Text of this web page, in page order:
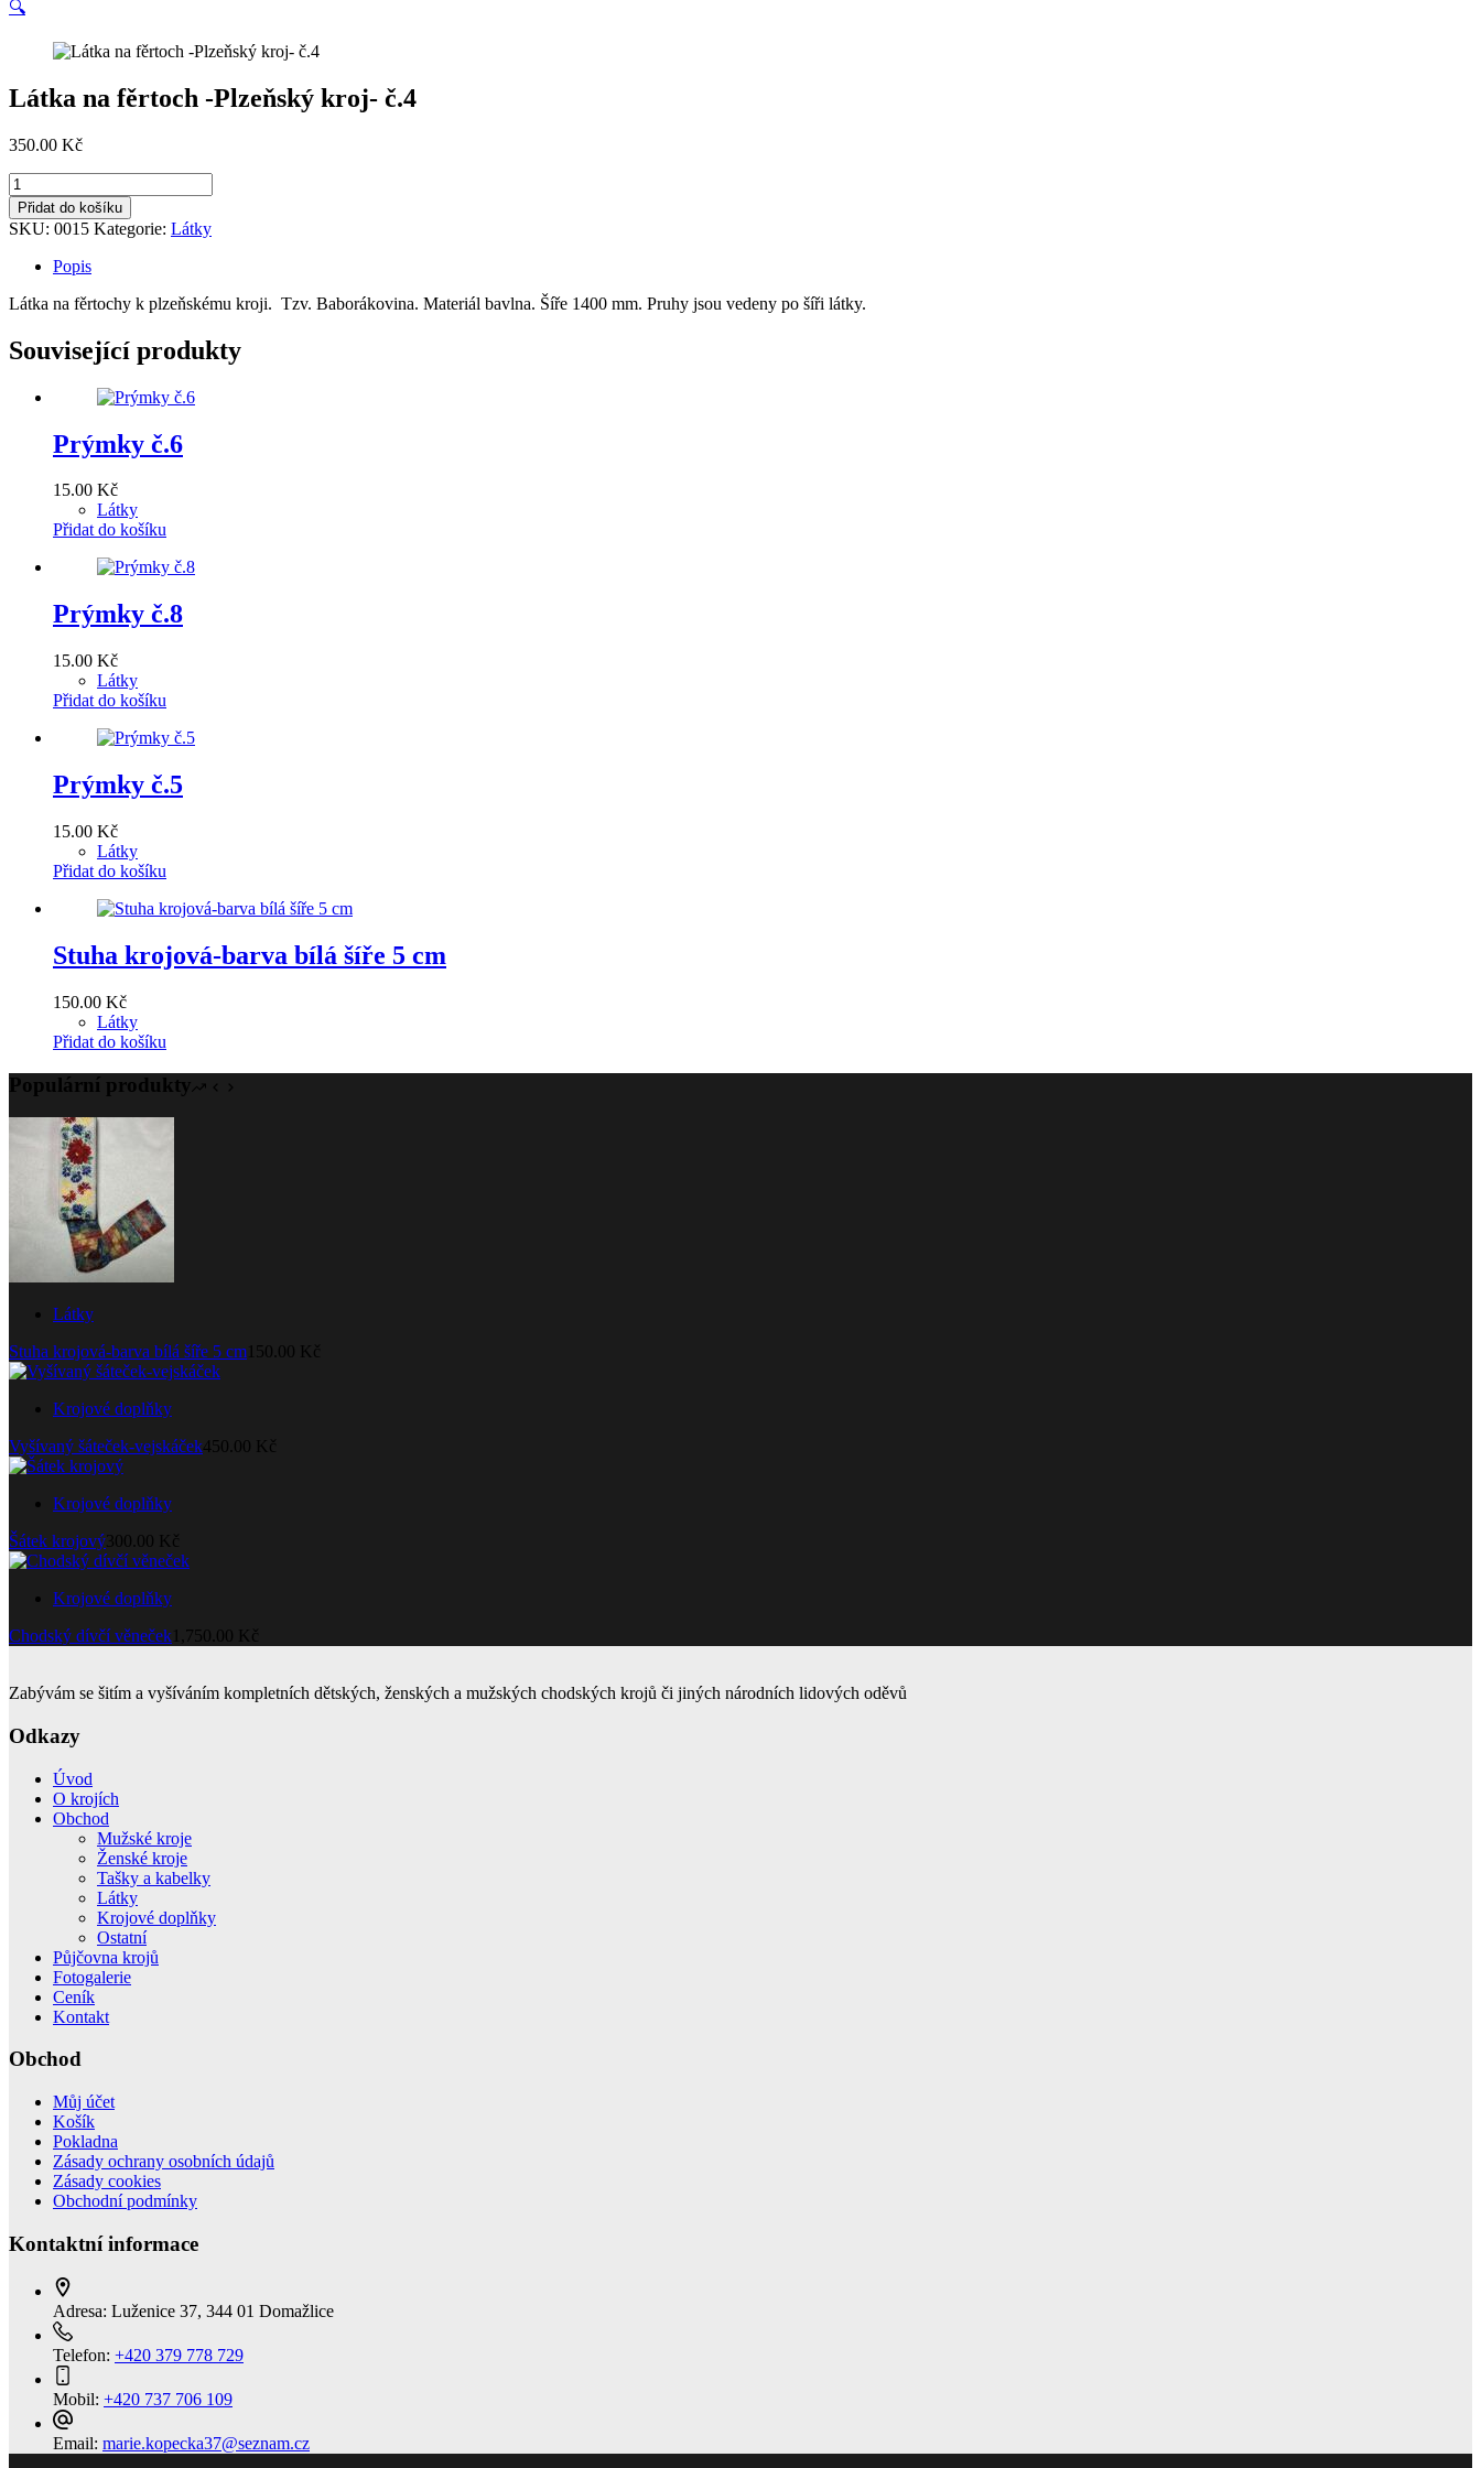
🔍
Látka na fěrtoch -Plzeňský kroj- č.4
350.00 Kč
Látka
na
fěrtoch
-
Plzeňský
č.4
Přidat do košíku
SKU: 0015 Kategorie: Látky
Popis
Látka na fěrtochy k plzeňskému kroji. Tzv. Baborákovina. Materiál bavlna. Šíře 1400 mm. Pruhy jsou vedeny po šíři látky.
Související produkty
Prýmky č.6
15.00 Kč
Látky
Přidat do košíku
Prýmky č.8
15.00 Kč
Látky
Přidat do košíku
Prýmky č.5
15.00 Kč
Látky
Přidat do košíku
Stuha krojová-barva bílá šíře 5 cm
150.00 Kč
Látky
Přidat do košíku
Populární produkty
Látky
Stuha krojová-barva bílá šíře 5 cm 150.00 Kč
Krojové doplňky
Vyšívaný šáteček-vejskáček450.00 Kč
Krojové doplňky
Šátek krojový 300.00 Kč
Krojové doplňky
Chodský dívčí věneček 1,750.00 Kč
Zabývám se šitím a vyšíváním kompletních dětských, ženských a mužských chodských krojů či jiných národních lidových oděvů
Odkazy
Úvod
O krojích
Obchod
Mužské kroje
Ženské kroje
Tašky a kabelky
Látky
Krojové doplňky
Ostatní
Půjčovna krojů
Fotogalerie
Ceník
Kontakt
Obchod
Můj účet
Košík
Pokladna
Zásady ochrany osobních údajů
Zásady cookies
Obchodní podmínky
Kontaktní informace
Adresa: Luženice 37, 344 01 Domažlice
Telefon: +420 379 778 729
Mobil: +420 737 706 109
Email: marie.kopecka37@seznam.cz